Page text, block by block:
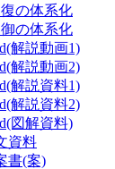
復の体系化
御の体系化
解説動画1)
解説動画2)
解説資料1)
解説資料2)
図解資料)
資料
書(案)